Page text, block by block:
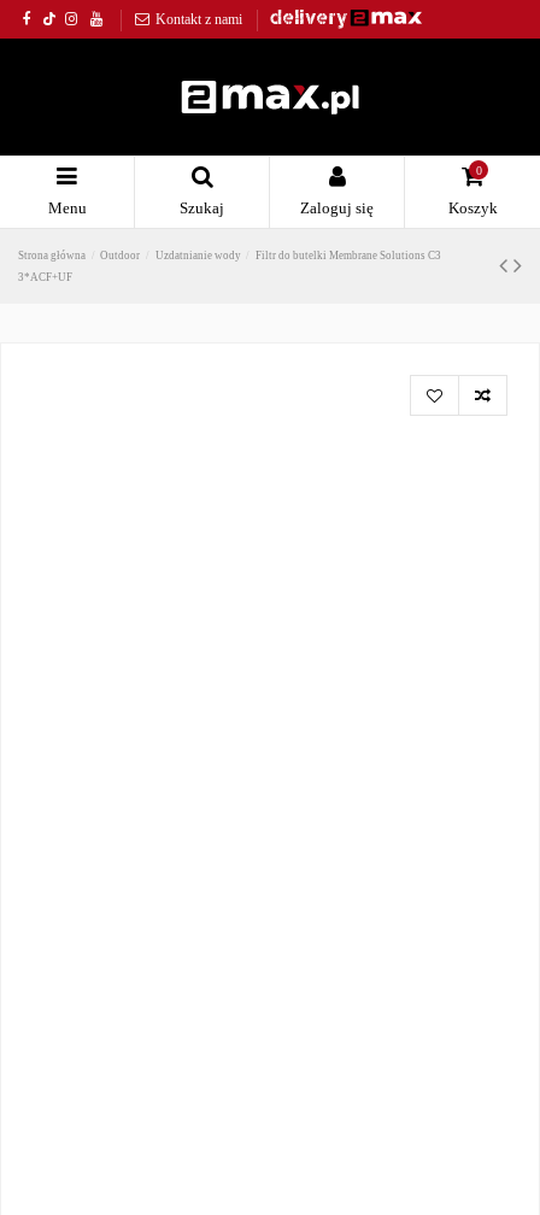
Kontakt z nami
Menu Szukaj Zaloguj się
0
Koszyk
Strona główna Outdoor Uzdatnianie wody
Filtr do butelki Membrane Solutions C3
3*ACF+UF